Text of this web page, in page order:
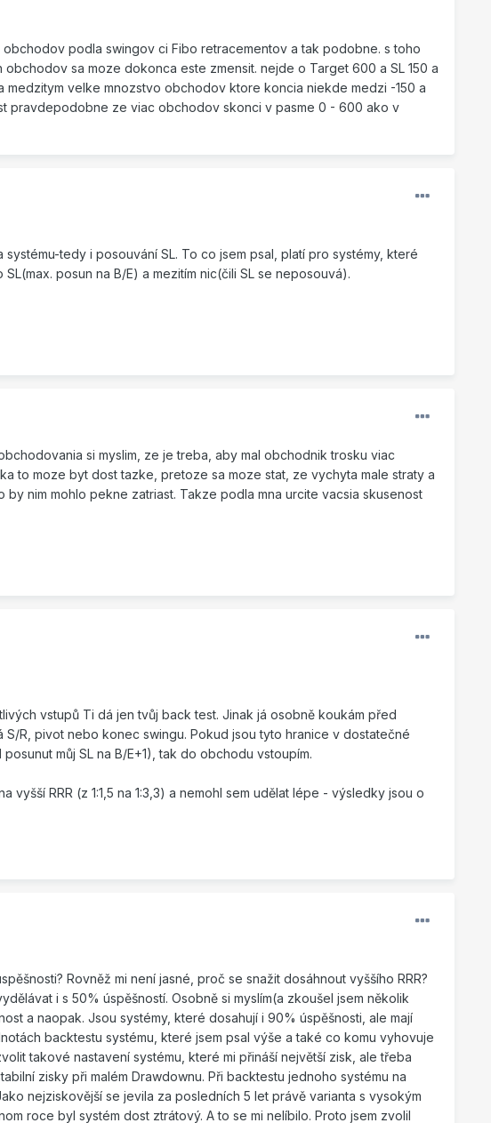
podla swingov ci Fibo retracementov a tak podobne. s toho
sa moze dokonca este zmensit. nejde o Target 600 a SL 150 a
medzitym velke mnozstvo obchodov ktore koncia niekde medzi -150 a
pravdepodobne ze viac obchodov skonci v pasme 0 - 600 ako v
tedy i posouvání SL. To co jsem psal, platí pro systémy, které
posun na B/E) a mezitím nic(čili SL se neposouvá).
si myslim, ze je treba, aby mal obchodnik trosku viac
to moze byt dost tazke, pretoze sa moze stat, ze vychyta male straty a
nim mohlo pekne zatriast. Takze podla mna urcite vacsia skusenost
vstupů Ti dá jen tvůj back test. Jinak já osobně koukám před
S/R, pivot nebo konec swingu. Pokud jsou tyto hranice v dostatečné
můj SL na B/E+1), tak do obchodu vstoupím.
vyšší RRR (z 1:1,5 na 1:3,3) a nemohl sem udělat lépe - výsledky jsou o
Rovněž mi není jasné, proč se snažit dosáhnout vyššího RRR?
i s 50% úspěšností. Osobně si myslím(a zkoušel jsem několik
a naopak. Jsou systémy, které dosahují i 90% úspěšnosti, ale mají
backtestu systému, které jsem psal výše a také co komu vyhovuje
takové nastavení systému, které mi přináší největší zisk, ale třeba
zisky při malém Drawdownu. Při backtestu jednoho systému na
nejziskovější se jevila za posledních 5 let právě varianta s vysokým
roce byl systém dost ztrátový. A to se mi nelíbilo. Proto jsem zvolil